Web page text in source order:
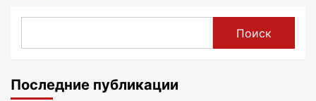
Поиск
Последние публикации